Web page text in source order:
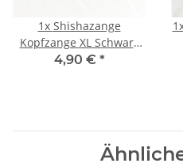
1x Shishazange
Kopfzange XL Schwarz
Matt 30cm
4,90 € *